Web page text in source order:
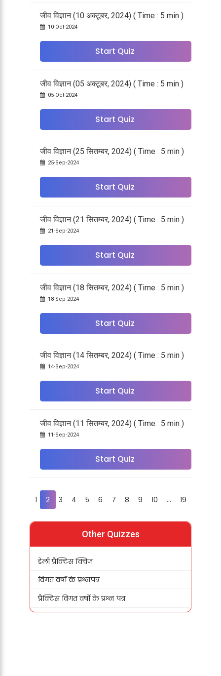
जीव विज्ञान (10 अक्टूबर, 2024) ( Time : 5 min )
10-Oct-2024
Start Quiz
जीव विज्ञान (05 अक्टूबर, 2024) ( Time : 5 min )
05-Oct-2024
Start Quiz
जीव विज्ञान (25 सितम्बर, 2024) ( Time : 5 min )
25-Sep-2024
Start Quiz
जीव विज्ञान (21 सितम्बर, 2024) ( Time : 5 min )
21-Sep-2024
Start Quiz
जीव विज्ञान (18 सितम्बर, 2024) ( Time : 5 min )
18-Sep-2024
Start Quiz
जीव विज्ञान (14 सितम्बर, 2024) ( Time : 5 min )
14-Sep-2024
Start Quiz
जीव विज्ञान (11 सितम्बर, 2024) ( Time : 5 min )
11-Sep-2024
Start Quiz
1 2 3 4 5 6 7 8 9 10 ... 19
Other Quizzes
डेली प्रैक्टिस क्विज
विगत वर्षों के प्रश्नपत्र
प्रैक्टिस विगत वर्षों के प्रश्न पत्र